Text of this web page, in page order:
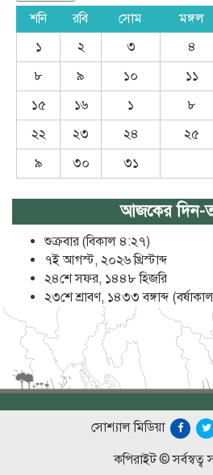
শনি রবি সোম মঙ্গল
১
২ ৩ ৪
৮
৯ ১০ ১১
১৫
১৬ ১ ৮
২২
২৩ ২৪ ২৫
৯
৩০ ৩১
আজকের দিন-
শুক্রবার (বিকাল ৪:২৭)
৭ই আগস্ট, ২০২৬ খ্রিস্টাব্দ
২৪শে সফর, ১৪৪৮ হিজরি
২৩শে শ্রাবণ, ১৪৩৩ বঙ্গাব্দ
সোশ্যাল মিডিয়া
কপিরাইট © সর্বস্বত্ব